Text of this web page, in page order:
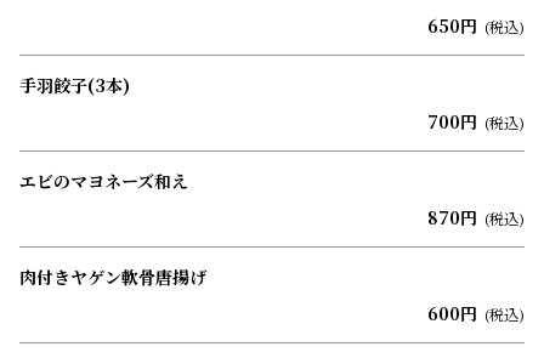
650円 (税込)
手羽餃子(3本)
700円 (税込)
エビのマヨネーズ和え
870円 (税込)
肉付きヤゲン軟骨唐揚げ
600円 (税込)